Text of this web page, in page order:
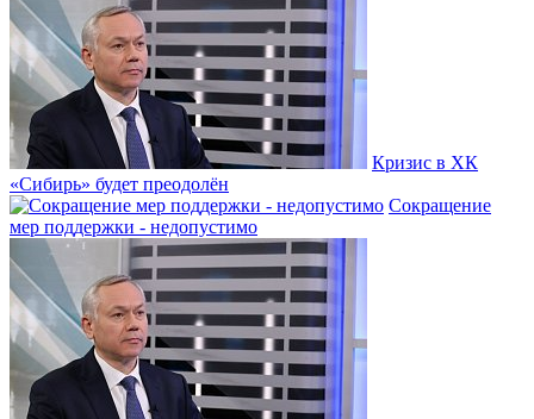
Кризис в ХК
«Сибирь» будет преодолён
Сокращение
мер поддержки - недопустимо